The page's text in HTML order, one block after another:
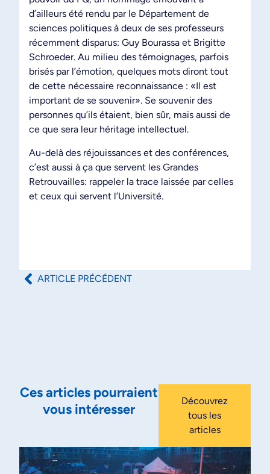
d’ailleurs été rendu par le Département de
sciences politiques à deux de ses professeurs
récemment disparus: Guy Bourassa et Brigitte
Schroeder. Au milieu des témoignages, parfois
brisés par l’émotion, quelques mots diront tout
de cette nécessaire reconnaissance : «Il est
important de se souvenir». Se souvenir des
personnes qu’ils étaient, bien sûr, mais aussi de
ce que sera leur héritage intellectuel.
Au-delà des réjouissances et des conférences,
c’est aussi à ça que servent les Grandes
Retrouvailles: rappeler la trace laissée par celles
et ceux qui servent l’Université.
ARTICLE PRÉCÉDENT
Ces articles pourraient
vous intéresser
Découvrez
tous les
articles